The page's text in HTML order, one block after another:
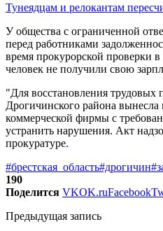
Тунеядцам и релокантам
У общества с ограниченной
перед работниками
время прокурорской проверки
человек не получили свою
"Для восстановления трудовых
Дрогичинского района
коммерческой фирмы с
устранить нарушения. Акт
прокуратуре.
#брестская_область#дрогичин
190
Поделится VKOK.ruFacebook
Предыдущая запись